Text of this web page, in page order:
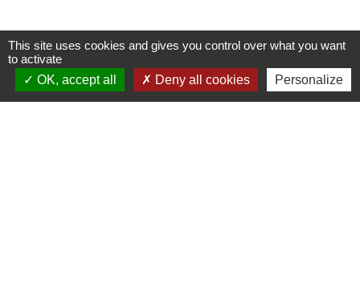
Contacts
This site uses cookies and gives you control over what you want
to activate
OK, accept all
Deny all cookies Personalize